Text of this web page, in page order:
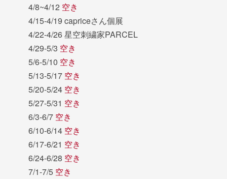
4/8~4/12 空き
4/15-4/19 capriceさん個展
4/22-4/26 星空刺繍家PARCEL
4/29-5/3 空き
5/6-5/10 空き
5/13-5/17 空き
5/20-5/24 空き
5/27-5/31 空き
6/3-6/7 空き
6/10-6/14 空き
6/17-6/21 空き
6/24-6/28 空き
7/1-7/5 空き